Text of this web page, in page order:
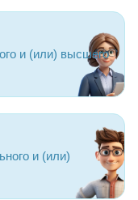
и (или) высшего
и (или)